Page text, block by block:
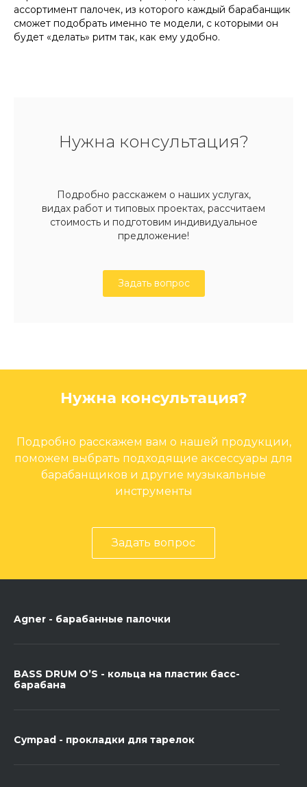
ассортимент палочек, из которого каждый барабанщик
сможет подобрать именно те модели, с которыми он
будет «делать» ритм так, как ему удобно.
Нужна консультация?
Подробно расскажем о наших услугах,
видах работ и типовых проектах, рассчитаем
стоимость и подготовим индивидуальное
предложение!
Задать вопрос
Нужна консультация?
Подробно расскажем вам о нашей продукции,
поможем выбрать подходящие аксессуары для
барабанщиков и другие музыкальные
инструменты
Задать вопрос
Agner - барабанные палочки
BASS DRUM O’S - кольца на пластик басс-
барабана
Cympad - прокладки для тарелок